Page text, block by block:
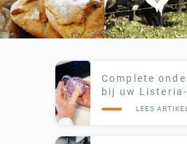
Complete
bij uw
LEES